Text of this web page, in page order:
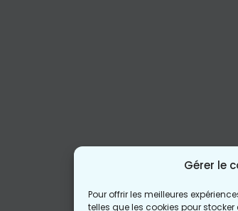
Gérer le
Pour offrir les meilleures
telles que les cookies pour